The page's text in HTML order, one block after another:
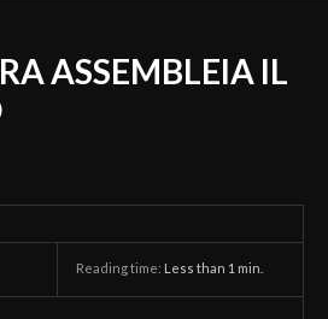
ASSEMBLEIA IL
Reading time: Less than 1 min.